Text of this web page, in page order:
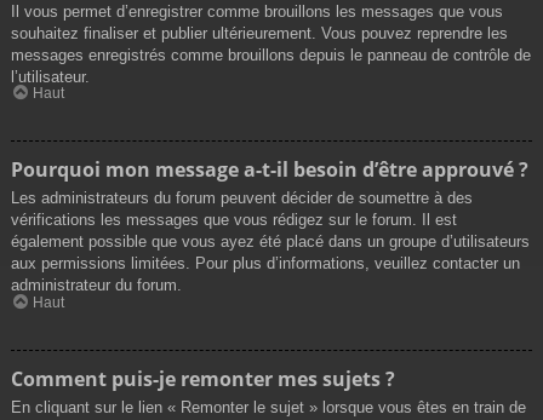
Il vous permet d’enregistrer comme brouillons les messages que vous
souhaitez finaliser et publier ultérieurement. Vous pouvez reprendre les
messages enregistrés comme brouillons depuis le panneau de contrôle de
l’utilisateur.
Haut
Pourquoi mon message a-t-il besoin d’être approuvé ?
Les administrateurs du forum peuvent décider de soumettre à des
vérifications les messages que vous rédigez sur le forum. Il est
également possible que vous ayez été placé dans un groupe d’utilisateurs
aux permissions limitées. Pour plus d’informations, veuillez contacter un
administrateur du forum.
Haut
Comment puis-je remonter mes sujets ?
En cliquant sur le lien « Remonter le sujet » lorsque vous êtes en train de